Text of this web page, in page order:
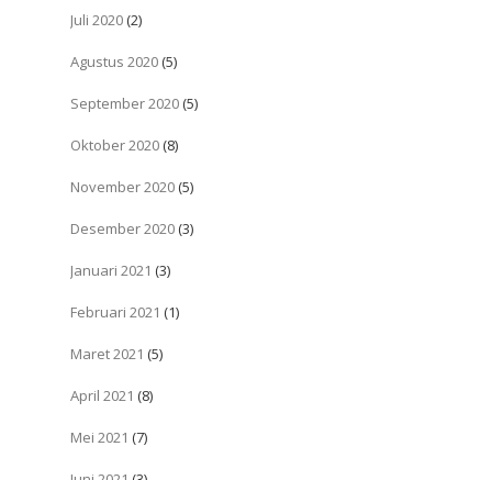
Juli 2020 (2)
Agustus 2020 (5)
September 2020 (5)
Oktober 2020 (8)
November 2020 (5)
Desember 2020 (3)
Januari 2021 (3)
Februari 2021 (1)
Maret 2021 (5)
April 2021 (8)
Mei 2021 (7)